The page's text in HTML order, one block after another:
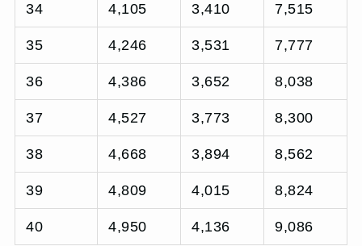
34 4,105 3,410 7,515
35 4,246 3,531 7,777
36 4,386 3,652 8,038
37 4,527 3,773 8,300
38 4,668 3,894 8,562
39 4,809 4,015 8,824
40 4,950 4,136 9,086